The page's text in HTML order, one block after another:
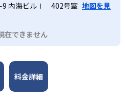
9 内海ビルⅠ 402号室 地図を見
在できません
料金詳細